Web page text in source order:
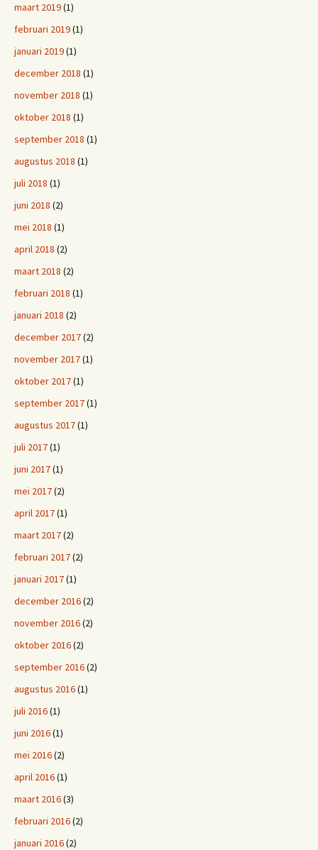
maart 2019(1)
februari 2019(1)
januari 2019(1)
december 2018 (1)
november 2018 (1)
oktober 2018 (1)
september 2018 (1)
augustus 2018 (1)
juli 2018 (1)
juni 2018 (2)
mei 2018 (1)
april 2018 (2)
maart 2018 (2)
februari 2018 (1)
januari 2018 (2)
december 2017(2)
november 2017(1)
oktober 2017(1)
september 2017(1)
augustus 2017(1)
juli 2017(1)
juni 2017(1)
mei 2017(2)
april 2017(1)
maart 2017(2)
februari 2017(2)
januari 2017(1)
december 2016(2)
november 2016(2)
oktober 2016(2)
september 2016(2)
augustus 2016(1)
juli 2016(1)
juni 2016(1)
mei 2016(2)
april 2016(1)
maart 2016(3)
februari 2016(2)
januari 2016(2)